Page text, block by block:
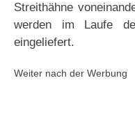
Streithähne
werden im Laufe
eingeliefert.
Weiter nach der Werbung